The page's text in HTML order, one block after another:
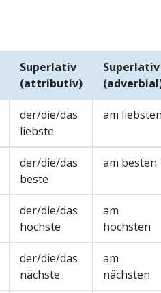
Superlativ
(attributiv)
Superlativ
der/die/das
liebste
am
der/die/das
beste
am besten
der/die/das
höchste
am
höchsten
der/die/das
nächste
am
nächsten